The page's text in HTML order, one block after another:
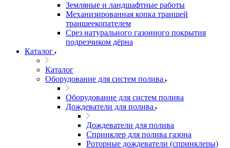
Земляные и ландшафтные работы
Механизированная копка траншей
траншеекопателем
Срез натурального газонного покрытия
подрезчиком дёрна
Каталог
Каталог
Оборудование для систем полива
Оборудование для систем полива
Дождеватели для полива
Дождеватели для полива
Cпринклер для полива газона
Роторные дождеватели (спринклеры)